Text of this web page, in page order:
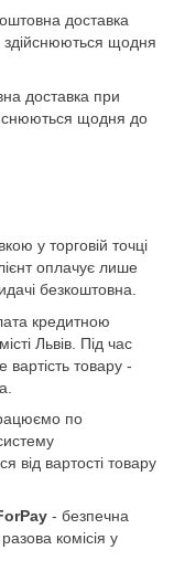
доставка
здійснюються щодня
доставка при
щодня до
у торговій точці
оплачує лише
безкоштовна.
кредитною
Львів. Під час
товару -
по
від вартості товару
- безпечна
комісія у